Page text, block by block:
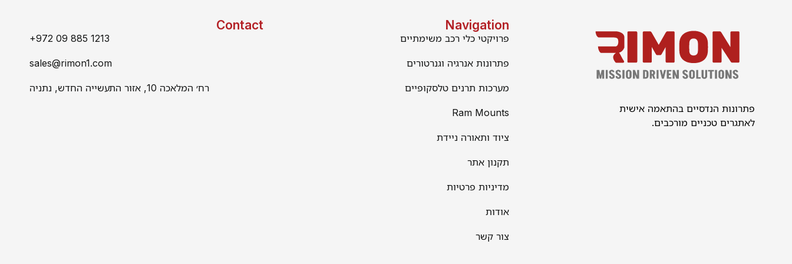
Contact
+972 09 885 1213
sales@rimon1.com
רח׳ המלאכה 10, אזור התעשייה החדש, נתניה
Navigation
פרויקטי כלי רכב משימתיים
פתרונות אנרגיה וגנרטורים
מערכות תרנים טלסקופיים
Ram Mounts
ציוד ותאורה ניידת
תקנון אתר
מדיניות פרטיות
אודות
צור קשר
פתרונות הנדסיים בהתאמה אישית
לאתגרים טכניים מורכבים.